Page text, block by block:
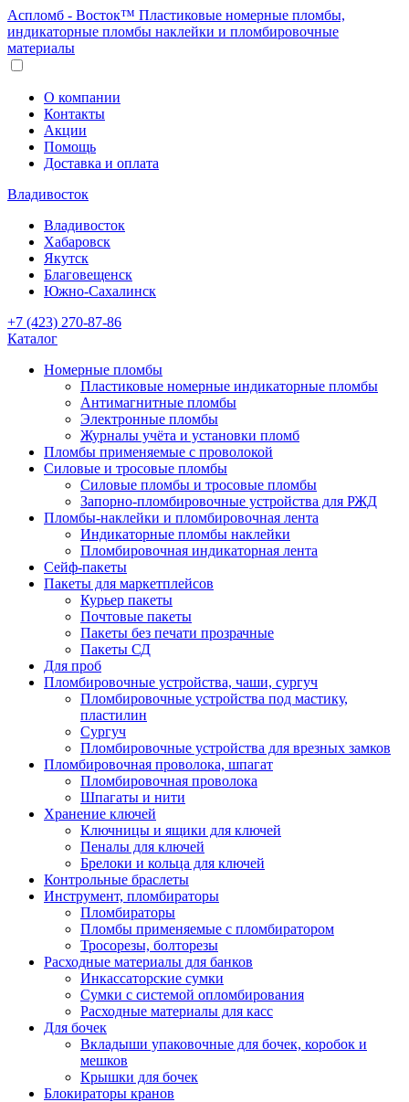
Аспломб - Восток™ Пластиковые номерные пломбы,
индикаторные пломбы наклейки и пломбировочные
материалы
О компании
Контакты
Акции
Помощь
Доставка и оплата
Владивосток
Владивосток
Хабаровск
Якутск
Благовещенск
Южно-Сахалинск
+7 (423) 270-87-86
Каталог
Номерные пломбы
Пластиковые номерные индикаторные пломбы
Антимагнитные пломбы
Электронные пломбы
Журналы учёта и установки пломб
Пломбы применяемые с проволокой
Силовые и тросовые пломбы
Силовые пломбы и тросовые пломбы
Запорно-пломбировочные устройства для РЖД
Пломбы-наклейки и пломбировочная лента
Индикаторные пломбы наклейки
Пломбировочная индикаторная лента
Сейф-пакеты
Пакеты для маркетплейсов
Курьер пакеты
Почтовые пакеты
Пакеты без печати прозрачные
Пакеты СД
Для проб
Пломбировочные устройства, чаши, сургуч
Пломбировочные устройства под мастику,
пластилин
Сургуч
Пломбировочные устройства для врезных замков
Пломбировочная проволока, шпагат
Пломбировочная проволока
Шпагаты и нити
Хранение ключей
Ключницы и ящики для ключей
Пеналы для ключей
Брелоки и кольца для ключей
Контрольные браслеты
Инструмент, пломбираторы
Пломбираторы
Пломбы применяемые с пломбиратором
Тросорезы, болторезы
Расходные материалы для банков
Инкассаторские сумки
Сумки с системой опломбирования
Расходные материалы для касс
Для бочек
Вкладыши упаковочные для бочек, коробок и
мешков
Крышки для бочек
Блокираторы кранов